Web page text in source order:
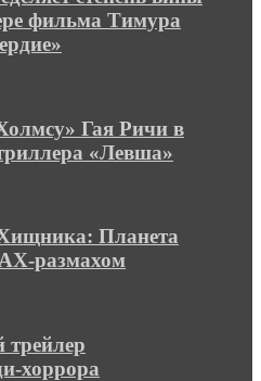
фильма Тимура
Гая Ричи в
«Левша»
Планета
размахом
хоррора